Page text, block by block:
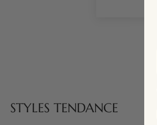
STYLES TENDANCE